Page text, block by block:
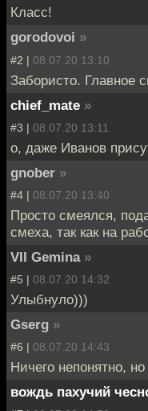
Класс!
gorodovoi »
#2 | 08.07.20 13:10
Забористо. Главное
chief_mate »
#3 | 08.07.20 13:11
о, даже Иванов
gnober »
#4 | 08.07.20 13:40
Просто смеялся,
смеха, так как на
VII Gemina »
#5 | 08.07.20 14:32
Улыбнуло)))
Gserg »
#6 | 08.07.20 14:43
Ничего непонятно,
вождь пахучий